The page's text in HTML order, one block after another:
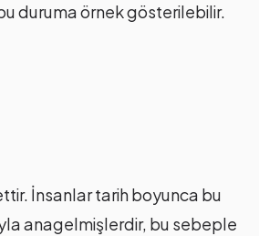
duruma örnek gösterilebilir.
İnsanlar tarih boyunca bu
anagelmişlerdir, bu sebeple